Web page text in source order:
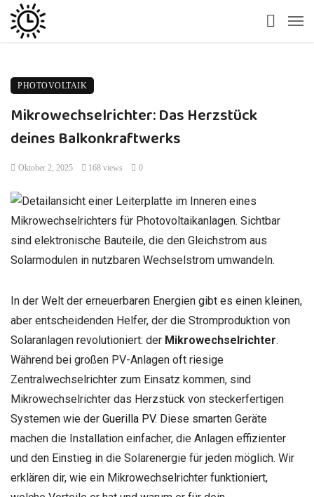
PHOTOVOLTAIK
Mikrowechselrichter: Das Herzstück
deines Balkonkraftwerks
Oktober 2, 2025 168 views 0
In der Welt der erneuerbaren Energien gibt es einen kleinen,
aber entscheidenden Helfer, der die Stromproduktion von
Solaranlagen revolutioniert: der Mikrowechselrichter.
Während bei großen PV-Anlagen oft riesige
Zentralwechselrichter zum Einsatz kommen, sind
Mikrowechselrichter das Herzstück von steckerfertigen
Systemen wie der Guerilla PV. Diese smarten Geräte
machen die Installation einfacher, die Anlagen effizienter
und den Einstieg in die Solarenergie für jeden möglich. Wir
erklären dir, wie ein Mikrowechselrichter funktioniert,